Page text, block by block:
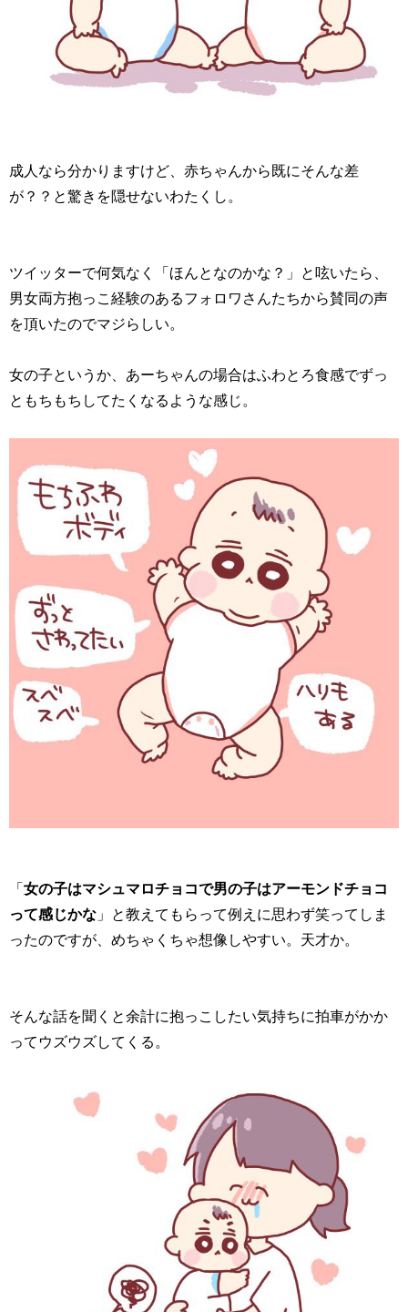
成人なら分かりますけど、赤ちゃんから既にそんな差
が？？と驚きを隠せないわたくし。
ツイッターで何気なく「ほんとなのかな？」と呟いたら、
男女両方抱っこ経験のあるフォロワさんたちから賛同の声
を頂いたのでマジらしい。
女の子というか、あーちゃんの場合はふわとろ食感でずっ
ともちもちしてたくなるような感じ。
「 女の子はマシュマロチョコで男の子はアーモンドチョコ
って感じかな 」と教えてもらって例えに思わず笑ってしま
ったのですが、めちゃくちゃ想像しやすい。天才か。
そんな話を聞くと余計に抱っこしたい気持ちに拍車がかか
ってウズウズしてくる。